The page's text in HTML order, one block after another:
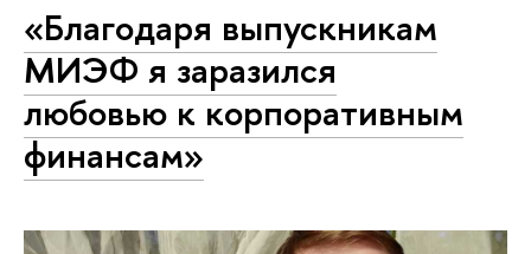
«Благодаря выпускникам
МИЭФ я заразился
любовью к корпоративным
финансам»